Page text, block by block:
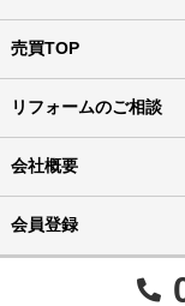
売買TOP
リフォームのご相談
会社概要
会員登録